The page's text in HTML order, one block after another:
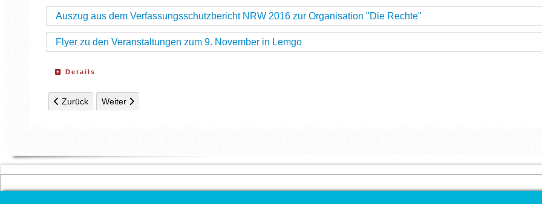
Auszug aus dem Verfassungsschutzbericht NRW 2016 zur Organisation "Die Rechte"
Flyer zu den Veranstaltungen zum 9. November in Lemgo
Details
Vorheriger Beitrag: Rundbrief I/18
Zurück Nächster Beitrag: Rundbrief VII/17
Weiter